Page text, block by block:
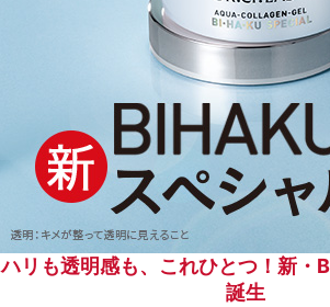
商品カテゴリーから探す
メイク落とし
角質・導入美容液
ゲル
ハリも透明感も、これひとつ！新・
誕生